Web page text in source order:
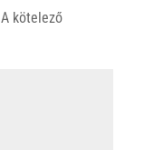
A kötelező